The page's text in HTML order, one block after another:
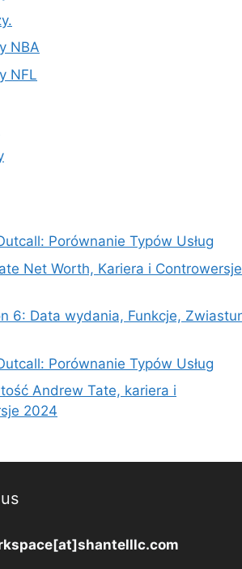
NBA
NFL
Porównanie Typów Usług
Net Worth, Kariera i Controwersje
6: Data wydania, Funkcje,
Porównanie Typów Usług
Andrew Tate, kariera i
2024